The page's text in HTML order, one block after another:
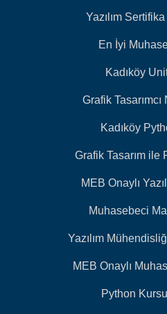
Yazılım
En İyi
Kadıköy
Grafik
Kadıköy
Grafik Tasarım ile
MEB Onaylı
Muhasebeci
Yazılım
MEB Onaylı
Python